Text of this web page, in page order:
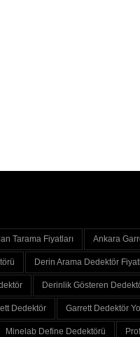
Tarama Fiyatları Ankara
Derin Arama Dedektör
Derinlik Gösteren
Dedektör Garrett Dedektör
Minelab Define Dedektörü